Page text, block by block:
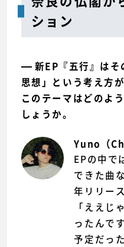
ション
新EP『五行』はそ
思想」という考え方
このテーマはどのよ
しょうか。
Yuno（
EPの中で
できた曲
年リリー
「ええじ
ったんで
予定だっ